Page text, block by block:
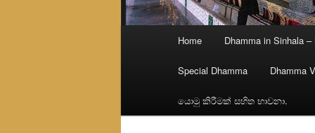
Home Dhamma in Sinhala –
Special Dhamma Dhamma
යොමු කිරීමක් සහිත භාවනා.